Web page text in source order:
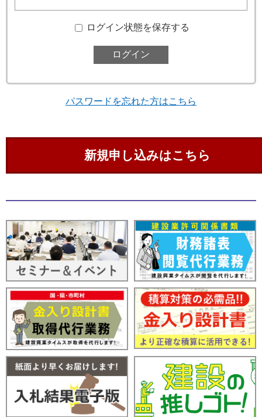
ログイン状態を保存する
パスワードを忘れた方はこちら
新規申し込みはこちら